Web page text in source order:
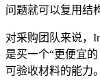
问题就可以复用结
对采购团队来说，
是买一个“更便宜
可验收材料的能力